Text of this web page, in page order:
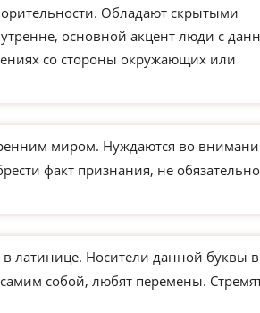
Обладают скрытыми
основной акцент люди с
со стороны окружающих или
миром. Нуждаются во
факт признания, не
латинице. Носители данной буквы в
собой, любят перемены.